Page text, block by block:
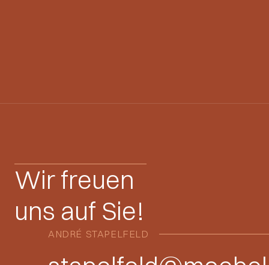
Wir freuen
uns auf Sie!
ANDRÉ STAPELFELD